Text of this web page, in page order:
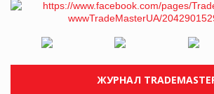
ЖУРНАЛ